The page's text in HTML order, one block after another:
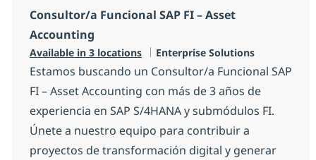
Consultor/a Funcional SAP FI – Asset
Accounting
Available in 3 locations Category
Enterprise Solutions
Estamos buscando un Consultor/a Funcional SAP
FI – Asset Accounting con más de 3 años de
experiencia en SAP S/4HANA y submódulos FI.
Únete a nuestro equipo para contribuir a
proyectos de transformación digital y generar